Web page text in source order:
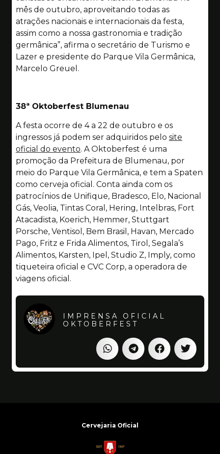
mês de outubro, aproveitando todas as
atrações nacionais e internacionais da festa,
assim como a nossa gastronomia e tradição
germânica”, afirma o secretário de Turismo e
Lazer e presidente do Parque Vila Germânica,
Marcelo Greuel.
38ª Oktoberfest Blumenau
A festa ocorre de 4 a 22 de outubro e os
ingressos já podem ser adquiridos pelo site
oficial do evento. A Oktoberfest é uma
promoção da Prefeitura de Blumenau, por
meio do Parque Vila Germânica, e tem a Spaten
como cerveja oficial. Conta ainda com os
patrocínios de Unifique, Bradesco, Elo, Nacional
Gás, Veolia, Tintas Coral, Hering, Intelbras, Fort
Atacadista, Koerich, Hemmer, Stuttgart
Porsche, Ventisol, Bem Brasil, Havan, Mercado
Pago, Fritz e Frida Alimentos, Tirol, Segala’s
Alimentos, Karsten, Ipel, Studio Z, Imply, como
tiqueteira oficial e CVC Corp, a operadora de
viagens oficial.
IMPRENSA OFICIAL
OKTOBERFEST
Cervejaria Oficial